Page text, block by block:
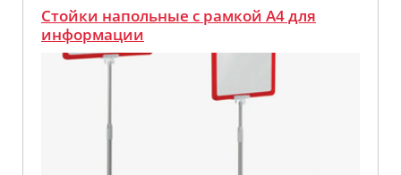
Стойки напольные с рамкой А4 для
информации